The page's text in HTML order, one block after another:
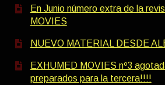
En Junio número extra de la
MOVIES
NUEVO MATERIAL DESDE
EXHUMED MOVIES nº3
preparados para la tercera!!!!